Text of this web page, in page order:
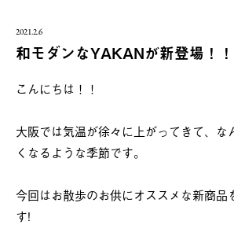
2021.2.6
和モダンなYAKANが新登場！！
こんにちは！！
大阪では気温が徐々に上がってきて、な
くなるような季節です。
今回はお散歩のお供にオススメな新商品
す!